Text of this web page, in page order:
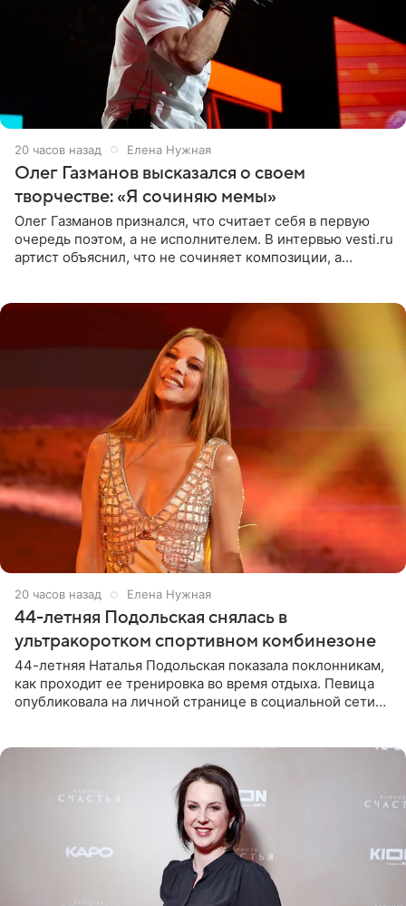
20 часов назад Елена Нужная
Олег Газманов высказался о своем
творчестве: «Я сочиняю мемы»
Олег Газманов признался, что считает себя в первую
очередь поэтом, а не исполнителем. В интервью vesti.ru
артист объяснил, что не сочиняет композиции, а
20 часов назад Елена Нужная
44-летняя Подольская снялась в
ультракоротком спортивном комбинезоне
44-летняя Наталья Подольская показала поклонникам,
как проходит ее тренировка во время отдыха. Певица
опубликовала на личной странице в социальной сети